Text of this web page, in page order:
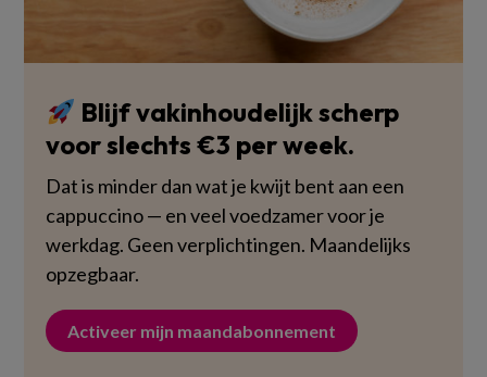
Blijf vakinhoudelijk scherp
voor slechts €3 per week.
Dat is minder dan wat je kwijt bent aan een
cappuccino — en veel voedzamer voor je
werkdag. Geen verplichtingen. Maandelijks
opzegbaar.
Activeer mijn maandabonnement